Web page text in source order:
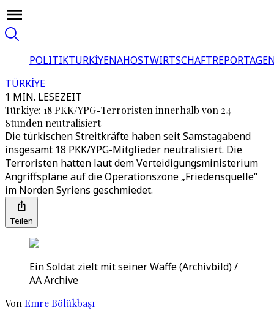
POLITIKTÜRKİYENAHOSTWIRTSCHAFT
TÜRKİYE
1 MIN. LESEZEIT
Türkiye: 18 PKK/YPG-Terroristen innerhalb von 24
Stunden neutralisiert
Die türkischen Streitkräfte haben seit Samstagabend
insgesamt 18 PKK/YPG-Mitglieder neutralisiert. Die
Terroristen hatten laut dem Verteidigungsministerium
Angriffspläne auf die Operationszone „Friedensquelle“
im Norden Syriens geschmiedet.
Teilen
Ein Soldat zielt mit seiner Waffe (Archivbild) /
AA Archive
Von Emre Bölükbaşı